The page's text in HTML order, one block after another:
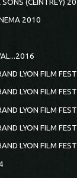
SONS (CEINTREY)
2010
LYON FILM
LYON FILM
LYON FILM
LYON FILM
LYON FILM